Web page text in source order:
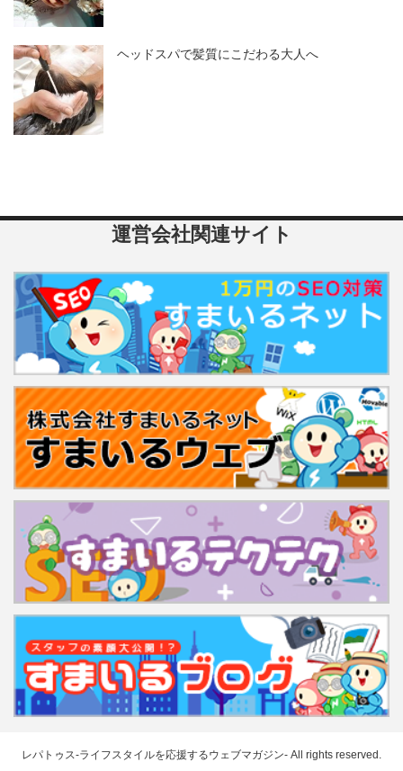
ヘッドスパで髪質にこだわる大人へ
運営会社関連サイト
レパトゥス-ライフスタイルを応援するウェブマガジン- All rights reserved.